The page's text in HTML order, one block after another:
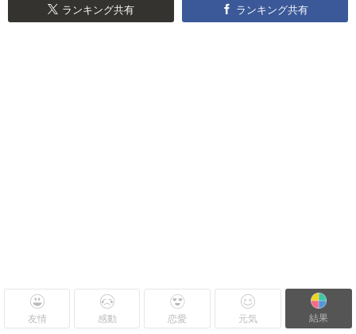
ランキング共有 ランキング共有
友情 感動 恋愛 元気 結果